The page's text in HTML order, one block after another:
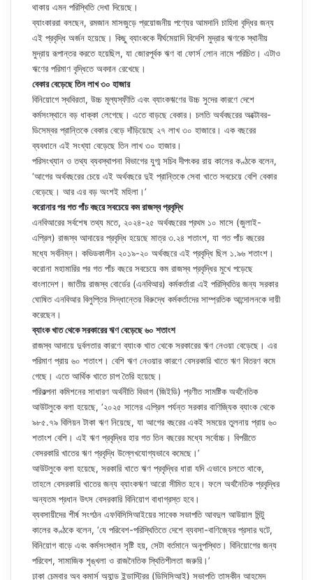
থাকায় এমন পরিস্থিতি দেখা দিয়েছে।
ব্যাংকাররা বলছেন, রমজান মাসজুড়ে প্রয়োজনীয় পণ্যের আমদানি চাহিদা বৃদ্ধির জন্য
এই প্রবৃদ্ধি অর্জন হয়েছে। কিছু ব্যাংককে দীর্ঘমেয়াদি বিদেশি মুদ্রার ঋণকে স্থানীয়
মুদ্রায় রূপান্তর করতে হয়েছিল, যা জোরপূর্বক ঋণ বা ফোর্স লোন নামে পরিচিত। এটাও
ঋণের পরিমাণ বৃদ্ধিতে অবদান রেখেছে।
বেকার বেড়েছে তিন লাখ ৩০ হাজার
বিনিয়োগে স্থবিরতা, উচ্চ মূল্যস্ফীতি এবং ব্যাংকঋণের উচ্চ সুদের কারণে দেশে
কর্মসংস্থানে বড় ধাক্কা লেগেছে। এতে বাড়ছে বেকার। চলতি অর্থবছরের অক্টোবর-
ডিসেম্বর প্রান্তিকে বেকার বেড়ে দাঁড়িয়েছে ২৭ লাখ ৩০ হাজারে। এক বছরের
ব্যবধানে এই সংখ্যা বেড়েছে তিন লাখ ৩০ হাজার।
পরিসংখ্যান ও তথ্য ব্যবস্থাপনা বিভাগের যুগ্ম সচিব দীপংকর রায় কালের কণ্ঠকে বলেন,
‘আগের অর্থবছরের চেয়ে এই অর্থবছরে দুই প্রান্তিকে সেবা খাতে সবচেয়ে বেশি বেকার
বেড়েছে। আর এর বড় অংশই মহিলা।’
করোনার পর গত পাঁচ বছরে সবচেয়ে কম রাজস্ব প্রবৃদ্ধি
এনবিআরের সর্বশেষ তথ্য মতে, ২০২৪-২৫ অর্থবছরের প্রথম ১০ মাসে (জুলাই-
এপ্রিল) রাজস্ব আদায়ের প্রবৃদ্ধি হয়েছে মাত্র ৩.২৪ শতাংশ, যা গত পাঁচ বছরের
মধ্যে সর্বনিম্ন। কভিডকালীন ২০১৯-২০ অর্থবছরে এই প্রবৃদ্ধি ছিল ১.৯৬ শতাংশ।
করোনা মহামারির পর গত পাঁচ বছরে সবচেয়ে কম রাজস্ব প্রবৃদ্ধির মুখে পড়েছে
বাংলাদেশ। জাতীয় রাজস্ব বোর্ডের (এনবিআর) কর্মকর্তারা এই পরিস্থিতির জন্য সরকার
ঘোষিত এনবিআর বিলুপ্তির সিদ্ধান্তের বিরুদ্ধে কর্মকর্তাদের সাম্প্রতিক আন্দোলনকে দায়ী
করেছেন।
ব্যাংক খাত থেকে সরকারের ঋণ বেড়েছে ৬০ শতাংশ
রাজস্ব আদায়ে দুর্বলতার কারণে ব্যাংক খাত থেকে সরকারের ঋণ নেওয়া বেড়েছে। এর
পরিমাণ প্রায় ৬০ শতাংশ। বেশি ঋণ নেওয়ার কারণে বেসরকারি খাতে ঋণ বিতরণ কমে
গেছে। এতে আর্থিক খাতে চাপ তৈরি হয়েছে।
পরিকল্পনা কমিশনের সাধারণ অর্থনীতি বিভাগ (জিইডি) প্রণীত সামষ্টিক অর্থনৈতিক
আউটলুকে বলা হয়েছে, ‘২০২৫ সালের এপ্রিল পর্যন্ত সরকার বাণিজ্যিক ব্যাংক থেকে
৯৮৫.৭৯ বিলিয়ন টাকা ঋণ নিয়েছে, যা আগের বছরের একই সময়ের তুলনায় প্রায় ৬০
শতাংশ বেশি। এই ঋণ প্রবৃদ্ধির হার গত তিন বছরের মধ্যে সর্বোচ্চ। বিপরীতে
বেসরকারি খাতের ঋণ প্রবৃদ্ধি উল্লেখযোগ্যভাবে কমেছে।’
আউটলুকে বলা হয়েছে, সরকারি খাতে ঋণ প্রবৃদ্ধির ধারা যদি এভাবে চলতে থাকে,
তাহলে বেসরকারি খাতের জন্য ব্যাংকঋণ আরো সীমিত হবে। ফলে অর্থনৈতিক প্রবৃদ্ধির
অন্যতম প্রধান উৎস বেসরকারি বিনিয়োগ বাধাগ্রস্ত হবে।
ব্যবসায়ীদের শীর্ষ সংগঠন এফবিসিসিআইয়ের সাবেক সভাপতি আবদুল আউয়াল মিন্টু
কালের কণ্ঠকে বলেন, ‘যে পরিবেশ-পরিস্থিতিতে দেশে ব্যবসা-বাণিজ্যের প্রসার ঘটে,
বিনিয়োগ বাড়ে এবং কর্মসংস্থান সৃষ্টি হয়, সেটা বর্তমানে অনুপস্থিত। বিনিয়োগের জন্য
পরিবেশ, সামাজিক শৃঙ্খলা ও রাজনৈতিক স্থিতিশীলতা জরুরি।’
ঢাকা চেম্বার অব কমার্স অ্যান্ড ইন্ডাস্ট্রির (ডিসিসিআই) সভাপতি তাসকীন আহমেদ